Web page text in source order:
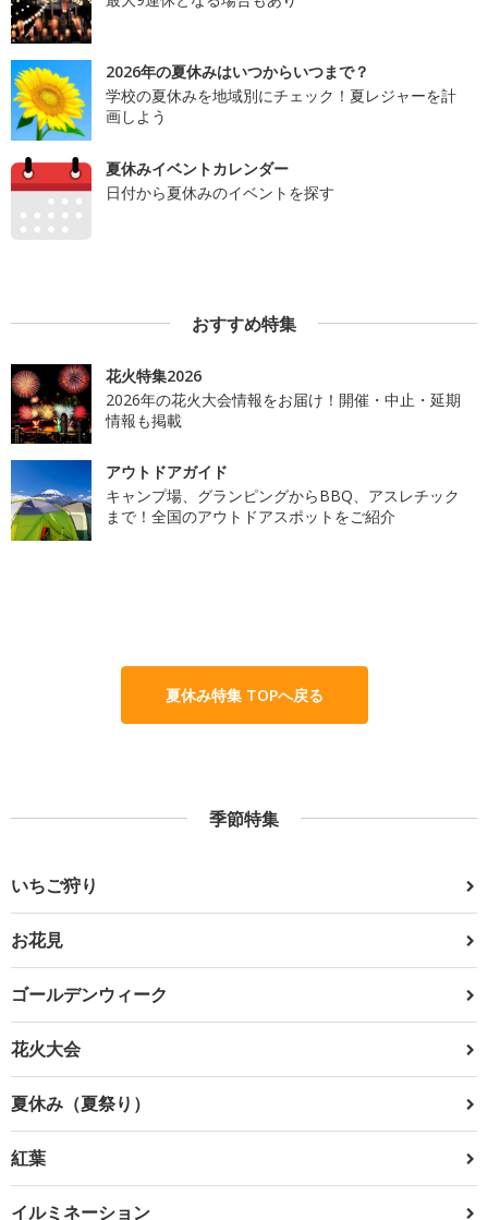
2026年の夏休みはいつからいつまで？
学校の夏休みを地域別にチェック！夏レジャーを計
画しよう
夏休みイベントカレンダー
日付から夏休みのイベントを探す
おすすめ特集
花火特集2026
2026年の花火大会情報をお届け！開催・中止・延期
情報も掲載
アウトドアガイド
キャンプ場、グランピングからBBQ、アスレチック
まで！全国のアウトドアスポットをご紹介
夏休み特集 TOPへ戻る
季節特集
いちご狩り
お花見
ゴールデンウィーク
花火大会
夏休み（夏祭り）
紅葉
イルミネーション